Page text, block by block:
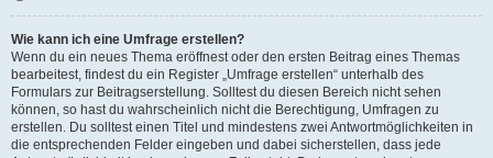
Wie kann ich eine Umfrage erstellen?
Wenn du ein neues Thema eröffnest oder den ersten Beitrag eines Themas
bearbeitest, findest du ein Register „Umfrage erstellen“ unterhalb des
Formulars zur Beitragserstellung. Solltest du diesen Bereich nicht sehen
können, so hast du wahrscheinlich nicht die Berechtigung, Umfragen zu
erstellen. Du solltest einen Titel und mindestens zwei Antwortmöglichkeiten in
die entsprechenden Felder eingeben und dabei sicherstellen, dass jede